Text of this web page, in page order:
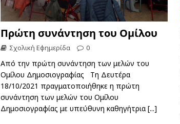
Πρώτη συνάντηση του Ομίλου
Σχολική Εφημερίδα 0
Από την πρώτη συνάντηση των μελών του
Ομίλου Δημοσιογραφίας Τη Δευτέρα
18/10/2021 πραγματοποιήθηκε η πρώτη
συνάντηση των μελών του Ομίλου
Δημοσιογραφίας με υπεύθυνη καθηγήτρια [...]